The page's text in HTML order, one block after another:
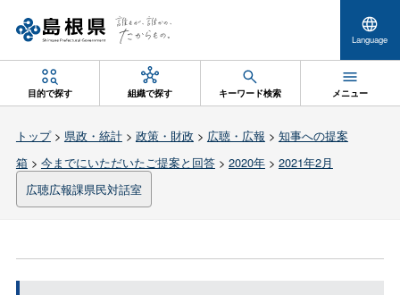
Language
目的で探す 組織で探す キーワード検索 メニュー
トップ> 県政・統計> 政策・財政 > 広聴・広報 > 知事への提案
箱> 今までにいただいたご提案と回答> 2020年> 2021年2月
広聴広報課県民対話室